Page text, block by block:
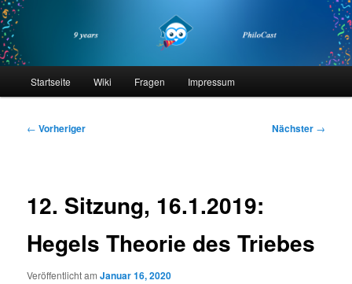
Zum
primären
Inhalt
springenphilocast
Startseite Wiki Fragen Impressum
Beitragsnavigation
← Vorheriger Nächster →
12. Sitzung, 16.1.2019:
Hegels Theorie des Triebes
Veröffentlicht amJanuar 16, 2020